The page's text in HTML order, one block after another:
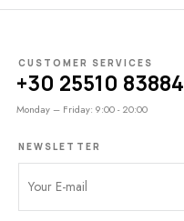
CUSTOMER SERVICES
+30 25510 83884
Monday – Friday: 9:00 - 20:00
NEWSLETTER